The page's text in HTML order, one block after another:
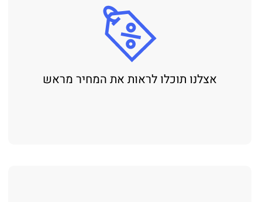
אצלנו תוכלו לראות את המחיר מראש